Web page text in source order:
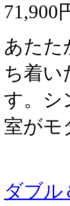
71,900
あたた
ち着い
す。シ
室がモ
ダブル